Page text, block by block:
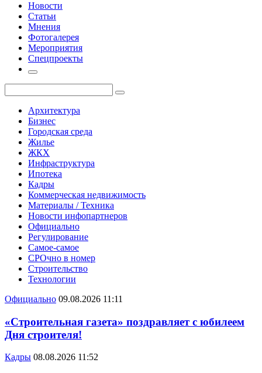
Новости
Статьи
Мнения
Фотогалерея
Мероприятия
Спецпроекты
Архитектура
Бизнес
Городская среда
Жилье
ЖКХ
Инфраструктура
Ипотека
Кадры
Коммерческая недвижимость
Материалы / Техника
Новости инфопартнеров
Официально
Регулирование
Самое-самое
СРОчно в номер
Строительство
Технологии
Официально 09.08.2026 11:11
«Строительная газета» поздравляет с юбилеем
Дня строителя!
Кадры 08.08.2026 11:52